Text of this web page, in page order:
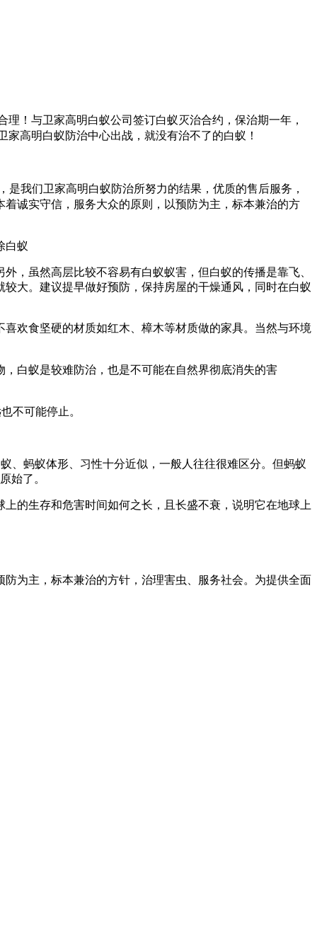
！与卫家高明白蚁公司签订白蚁灭治合约，保治期一年，
家高明白蚁防治中心出战，就没有治不了的白蚁！
是我们卫家高明白蚁防治所努力的结果，优质的售后服务，
着诚实守信，服务大众的原则，以预防为主，标本兼治的方
，虽然高层比较不容易有白蚁蚁害，但白蚁的传播是靠飞、
大。建议提早做好预防，保持房屋的干燥通风，同时在白蚁
欢食坚硬的材质如红木、樟木等材质做的家具。当然与环境
白蚁是较难防治，也是不可能在自然界彻底消失的害
不可能停止。
、蚂蚁体形、习性十分近似，一般人往往很难区分。但蚂蚁
始了。
的生存和危害时间如何之长，且长盛不衰，说明它在地球上
为主，标本兼治的方针，治理害虫、服务社会。为提供全面